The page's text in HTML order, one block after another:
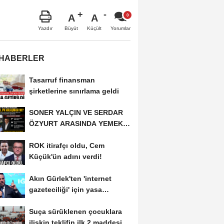
Yazdır
A
Büyüt
A
Küçült Yorumlar
Tasarruf finansman
şirketlerine sınırlama geldi
SONER YALÇIN VE SERDAR
ÖZYURT ARASINDA YEMEK
ROK itirafçı oldu, Cem
Küçük'ün adını verdi!
Akın Gürlek'ten 'internet
gazeteciliği' için yasa
Suça sürüklenen çocuklara